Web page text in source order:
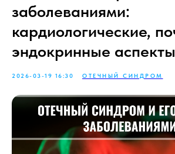
заболеваниями:
кардиологические,
эндокринные аспекты
2026-03-19 16:30 ОТЕЧНЫЙ СИНДРОМ